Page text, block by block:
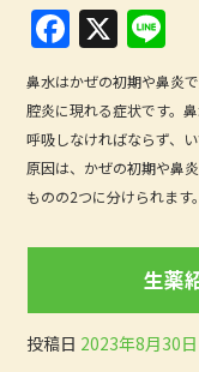
F
a
c
e
b
o
o
X
n
e
鼻水はかぜの初期や鼻炎
腔炎に現れる症状です。
呼吸しなければならず、
原因は、かぜの初期や鼻
ものの2つに分けられます。
生薬
投稿日 2023年8月30日